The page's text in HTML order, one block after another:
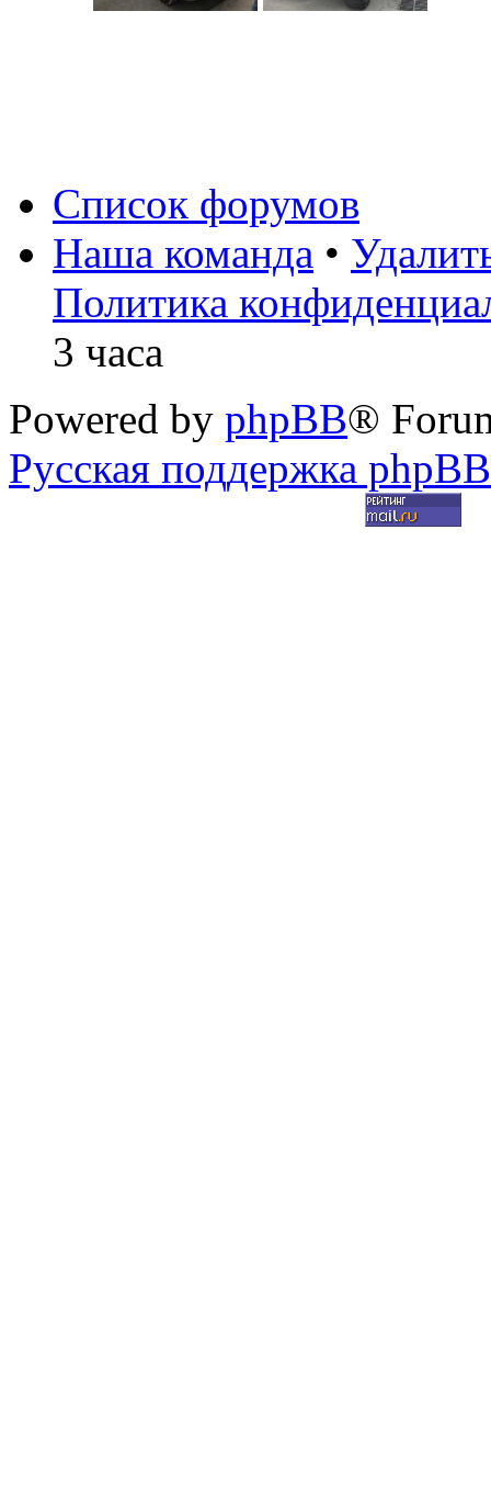
Список форумов
Наша команда •
Политика
3 часа
Powered by phpBB®
Русская поддержка phpBB